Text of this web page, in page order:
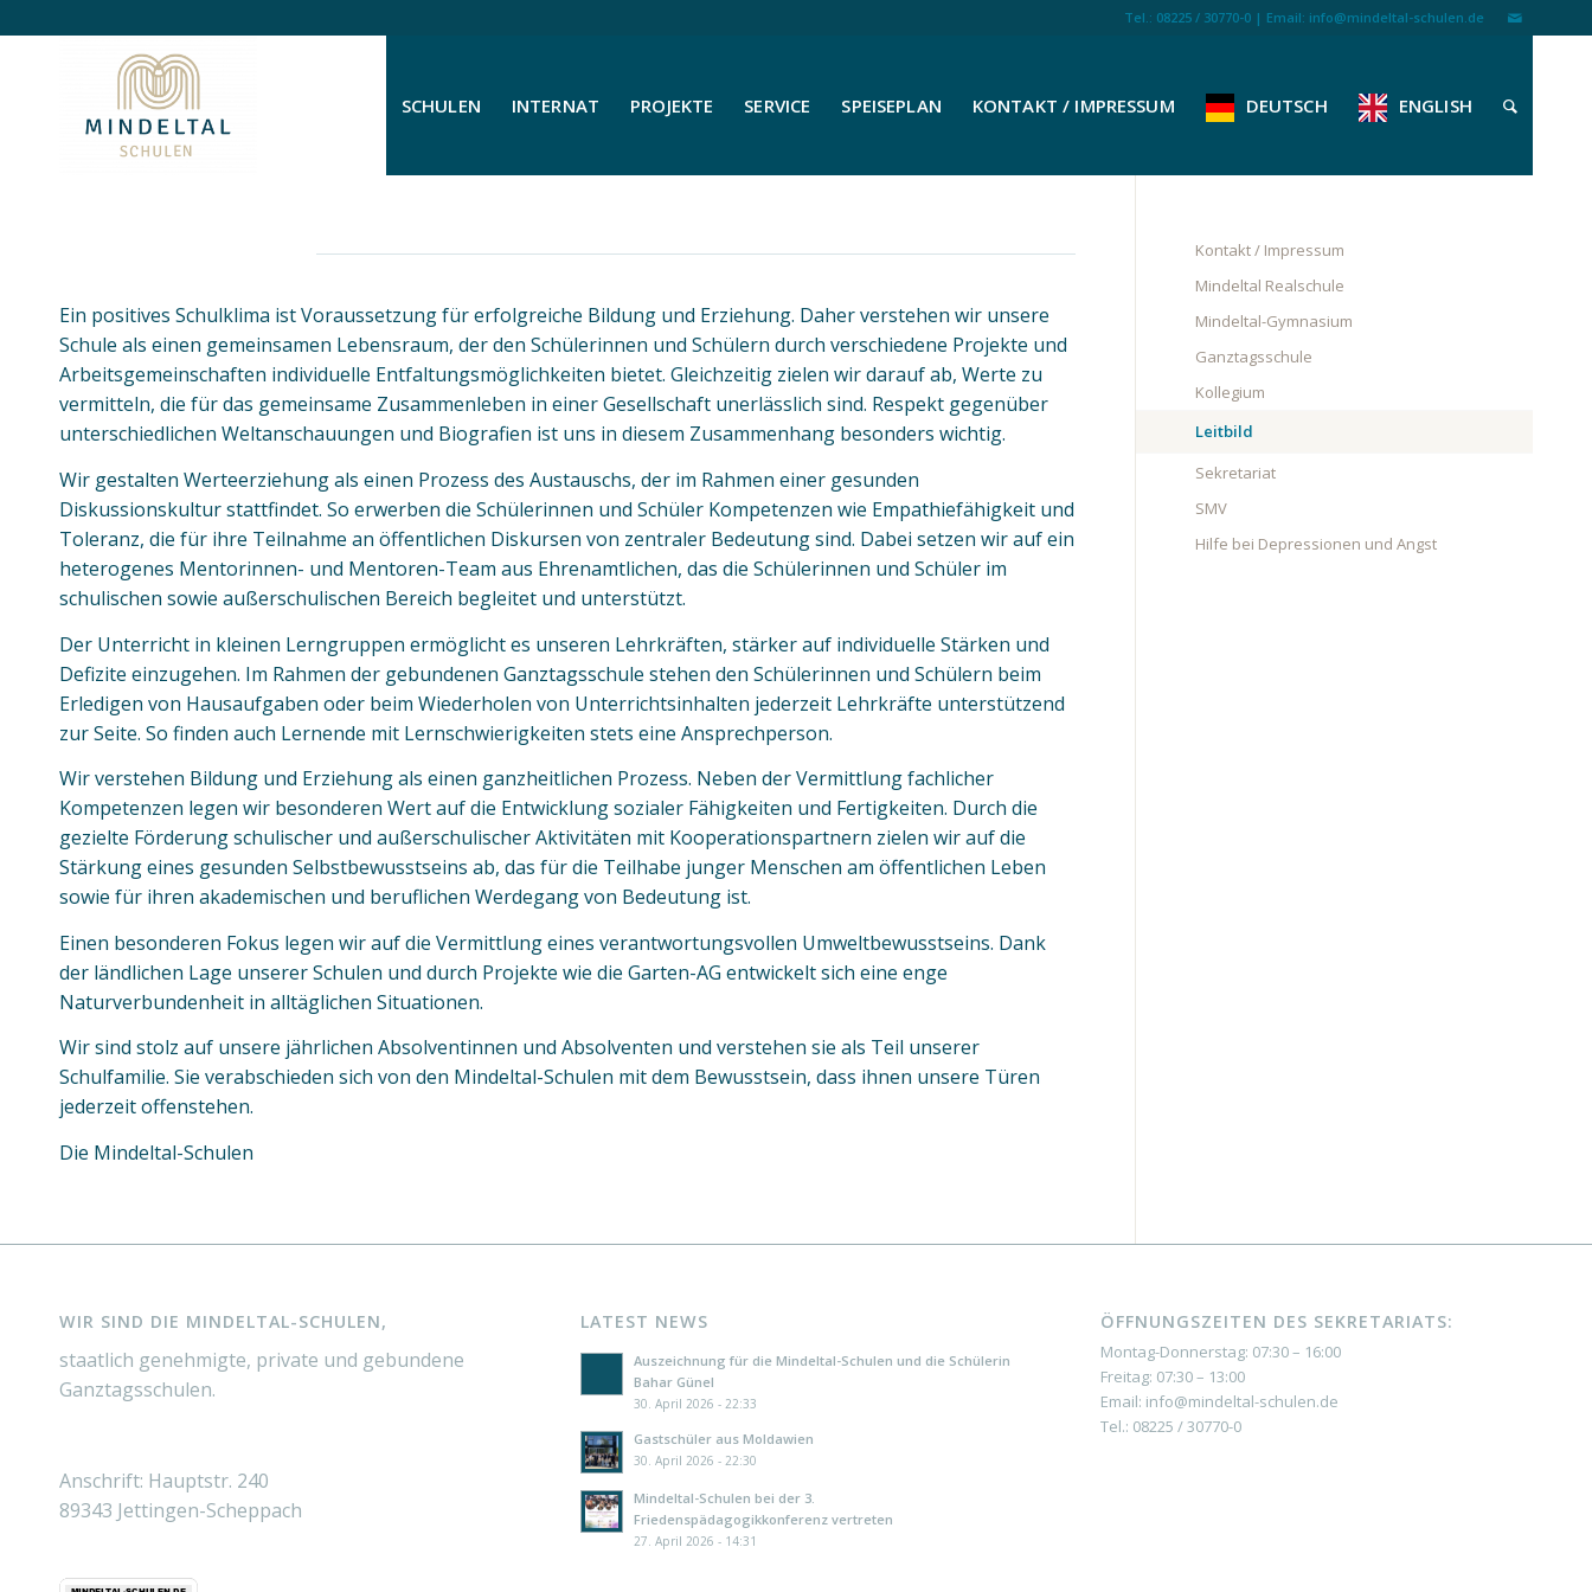
Tel.: 08225 / 30770-0 | Email: info@mindeltal-schulen.de
SCHULEN INTERNAT PROJEKTE SERVICE SPEISEPLAN KONTAKT / IMPRESSUM DEUTSCH ENGLISH
Ein positives Schulklima ist Voraussetzung für erfolgreiche Bildung und Erziehung. Daher verstehen wir unsere
Schule als einen gemeinsamen Lebensraum, der den Schülerinnen und Schülern durch verschiedene Projekte und
Arbeitsgemeinschaften individuelle Entfaltungsmöglichkeiten bietet. Gleichzeitig zielen wir darauf ab, Werte zu
vermitteln, die für das gemeinsame Zusammenleben in einer Gesellschaft unerlässlich sind. Respekt gegenüber
unterschiedlichen Weltanschauungen und Biografien ist uns in diesem Zusammenhang besonders wichtig.
Wir gestalten Werteerziehung als einen Prozess des Austauschs, der im Rahmen einer gesunden
Diskussionskultur stattfindet. So erwerben die Schülerinnen und Schüler Kompetenzen wie Empathiefähigkeit und
Toleranz, die für ihre Teilnahme an öffentlichen Diskursen von zentraler Bedeutung sind. Dabei setzen wir auf ein
heterogenes Mentorinnen- und Mentoren-Team aus Ehrenamtlichen, das die Schülerinnen und Schüler im
schulischen sowie außerschulischen Bereich begleitet und unterstützt.
Der Unterricht in kleinen Lerngruppen ermöglicht es unseren Lehrkräften, stärker auf individuelle Stärken und
Defizite einzugehen. Im Rahmen der gebundenen Ganztagsschule stehen den Schülerinnen und Schülern beim
Erledigen von Hausaufgaben oder beim Wiederholen von Unterrichtsinhalten jederzeit Lehrkräfte unterstützend
zur Seite. So finden auch Lernende mit Lernschwierigkeiten stets eine Ansprechperson.
Wir verstehen Bildung und Erziehung als einen ganzheitlichen Prozess. Neben der Vermittlung fachlicher
Kompetenzen legen wir besonderen Wert auf die Entwicklung sozialer Fähigkeiten und Fertigkeiten. Durch die
gezielte Förderung schulischer und außerschulischer Aktivitäten mit Kooperationspartnern zielen wir auf die
Stärkung eines gesunden Selbstbewusstseins ab, das für die Teilhabe junger Menschen am öffentlichen Leben
sowie für ihren akademischen und beruflichen Werdegang von Bedeutung ist.
Einen besonderen Fokus legen wir auf die Vermittlung eines verantwortungsvollen Umweltbewusstseins. Dank
der ländlichen Lage unserer Schulen und durch Projekte wie die Garten-AG entwickelt sich eine enge
Naturverbundenheit in alltäglichen Situationen.
Wir sind stolz auf unsere jährlichen Absolventinnen und Absolventen und verstehen sie als Teil unserer
Schulfamilie. Sie verabschieden sich von den Mindeltal-Schulen mit dem Bewusstsein, dass ihnen unsere Türen
jederzeit offenstehen.
Die Mindeltal-Schulen
Kontakt / Impressum
Mindeltal Realschule
Mindeltal-Gymnasium
Ganztagsschule
Kollegium
Leitbild
Sekretariat
SMV
Hilfe bei Depressionen und Angst
WIR SIND DIE MINDELTAL-SCHULEN,
staatlich genehmigte, private und gebundene
Ganztagsschulen.
Anschrift: Hauptstr. 240
89343 Jettingen-Scheppach
LATEST NEWS
Auszeichnung für die Mindeltal-Schulen und die Schülerin
Bahar Günel
30. April 2026 - 22:33
Gastschüler aus Moldawien
30. April 2026 - 22:30
Mindeltal-Schulen bei der 3.
Friedenspädagogikkonferenz vertreten
27. April 2026 - 14:31
ÖFFNUNGSZEITEN DES SEKRETARIATS:
Montag-Donnerstag: 07:30 – 16:00
Freitag: 07:30 – 13:00
Email: info@mindeltal-schulen.de
Tel.: 08225 / 30770-0